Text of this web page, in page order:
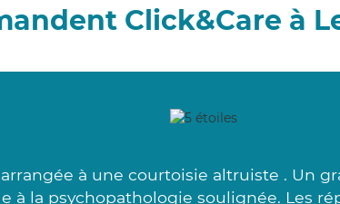
Click&Care à
à une courtoisie altruiste . Un
à la psychopathologie soulignée. Les